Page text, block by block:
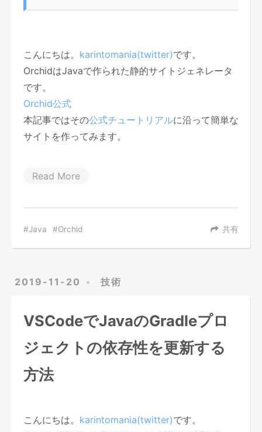
こんにちは。 karintomania(twitter)です。
OrchidはJavaで作られた静的サイトジェネレータ
です。
Orchid公式
本記事ではその公式チュートリアルに沿って簡単な
サイトを作ってみます。
Read More
共有
Java Orchid
2019-11-20 技術
VSCodeでJavaのGradleプロ
ジェクトの依存性を更新する
方法
こんにちは。 karintomania(twitter)です。